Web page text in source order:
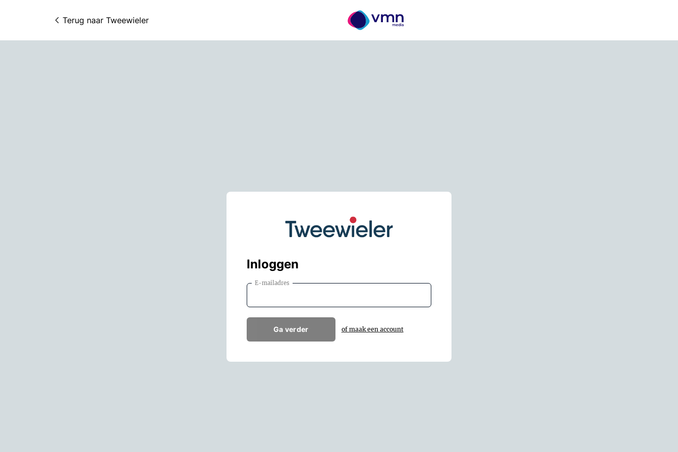
Terug naar Tweewieler
Inloggen
E-mailadres
Ga verder of maak een account